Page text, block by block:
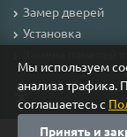
Мы используем
анализа трафика.
соглашаетесь с
Принять и
Замер дверей
Установка